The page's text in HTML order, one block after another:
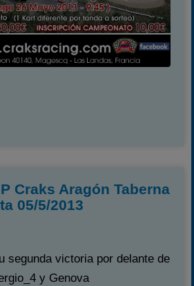
Craks Aragón Taberna
05/5/2013
segunda victoria por delante de
y Genova